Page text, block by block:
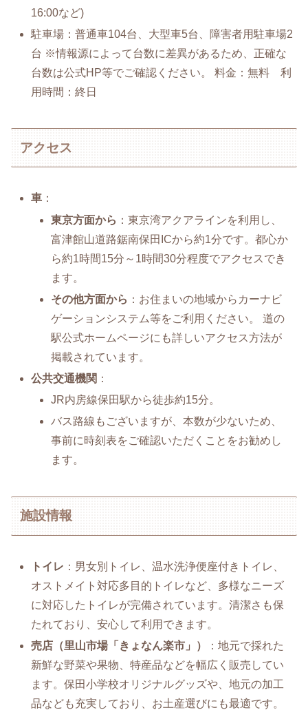
16:00など)
駐車場：普通車104台、大型車5台、障害者用駐車場2
台 ※情報源によって台数に差異があるため、正確な
台数は公式HP等でご確認ください。 料金：無料 利
用時間：終日
アクセス
車 ：
東京方面から ：東京湾アクアラインを利用し、
富津館山道路鋸南保田ICから約1分です。都心か
ら約1時間15分～1時間30分程度でアクセスでき
ます。
その他方面から ：お住まいの地域からカーナビ
ゲーションシステム等をご利用ください。 道の
駅公式ホームページにも詳しいアクセス方法が
掲載されています。
公共交通機関 ：
JR内房線保田駅から徒歩約15分。
バス路線もございますが、本数が少ないため、
事前に時刻表をご確認いただくことをお勧めし
ます。
施設情報
トイレ ：男女別トイレ、温水洗浄便座付きトイレ、
オストメイト対応多目的トイレなど、多様なニーズ
に対応したトイレが完備されています。清潔さも保
たれており、安心して利用できます。
売店（里山市場「きょなん楽市」）
：地元で採れた
新鮮な野菜や果物、特産品などを幅広く販売してい
ます。保田小学校オリジナルグッズや、地元の加工
品なども充実しており、お土産選びにも最適です。